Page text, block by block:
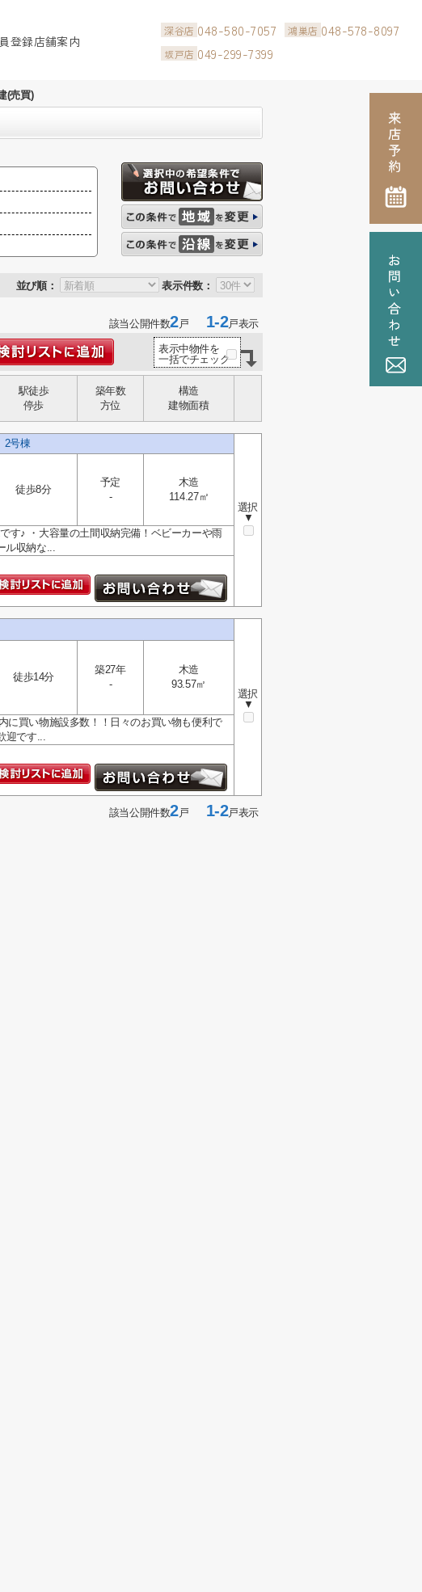
登録店舗案内
深谷店 048-580-7057 鴻巣店 048-578-8097
坂戸店 049-299-7399
(売買)
並び順： 表示件数：
該当公開件数2戸 1-2戸表示
表示中物件を
一括でチェック
駅徒歩
停歩
築年数
方位
構造
建物面積
号棟
選択
▼
徒歩8分
予定
-
木造
114.27㎡
す♪ ・大容量の土間収納完備！ベビーカーや雨
ル収納な...
選択
▼
徒歩14分
築27年
-
木造
93.57㎡
に買い物施設多数！！日々のお買い物も便利で
迎です...
該当公開件数2戸 1-2戸表示